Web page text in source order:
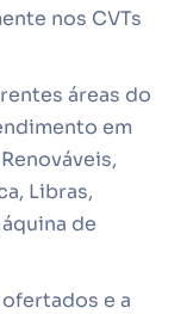
nos CVTs
áreas do
em
Libras,
de
e a